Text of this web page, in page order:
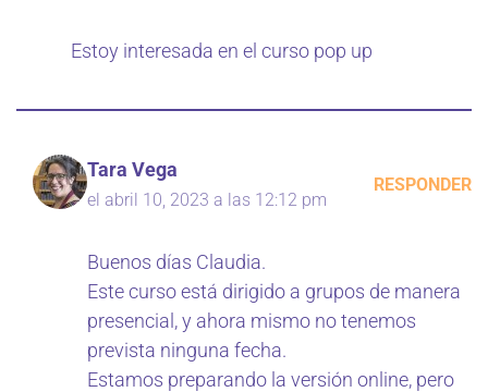
Estoy interesada en el curso pop up
Tara Vega
el abril 10, 2023 a las 12:12 pm
RESPONDER
Buenos días Claudia.
Este curso está dirigido a grupos de manera
presencial, y ahora mismo no tenemos
prevista ninguna fecha.
Estamos preparando la versión online, pero